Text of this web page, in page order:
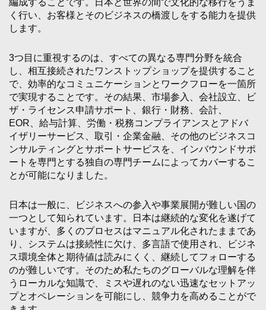
編成することです。日本と世界の間で文化的な移行をうま
く行い、お客様とそのビジネスの橋渡しをする能力を提供
します。
3つ目に重視するのは、すべての異なる専門分野を統合
し、相互接続されたワンストップショップを提供すること
で、効率的なコミュニケーションとワークフローを一箇所
で実現することです。その結果、市場参入、会社設立、ビ
ザ・ライセンス申請サポート、銀行・財務、会計、
EOR、給与計算、労働・税務コンプライアンスとアドバ
イザリーサービス、取引・企業金融、その他のビジネスコ
ンサルティングとサポートサービスを、インバウンドサポ
ートを専門とする独自の専門チームによってカバーするこ
とが可能になりました。
日本は一般に、ビジネスへの参入や事業展開が難しい国の
一つとして知られています。日本は継続的な変化を遂げて
いますが、多くのプロセスはマニュアル化されたままであ
り、システムは接続性に欠け、多言語で使用され、ビジネ
ス環境全体と期待値は読みにくく、継続してフォローする
のが難しいです。そのため私たちのグローバルな理解を伴
うローカルな知識で、ミスや遅れのない迅速なセットアッ
プとオペレーションを可能にし、競争力を高めることがで